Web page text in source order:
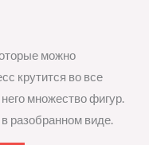
можно
крутится во все
множество фигур.
разобранном виде.